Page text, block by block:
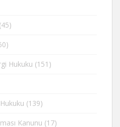
(45)
Hukuku (151)
(139)
Kanunu (17)